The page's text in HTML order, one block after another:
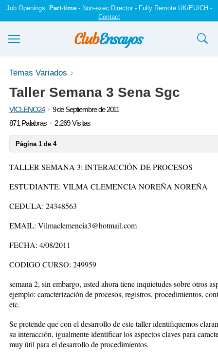
Job Openings: Part-time- Non-exec Director- Fully Remote UK/EU/CH -
Contact
Ensayos y trabajos
Registrarse
Iniciar sesión
Temas Variados
Taller Semana 3 Sena Sgc
VICLENO24
9 de Septiembre de 2011
871 Palabras
2.269 Visitas
Página 1 de 4
TALLER SEMANA 3: INTERACCIÓN DE PROCESOS
ESTUDIANTE: VILMA CLEMENCIA NOREÑA NOREÑA
CEDULA: 24348563
EMAIL: Vilmaclemencia3@hotmail.com
FECHA: 4/08/2011
CODIGO CURSO: 249959
semana 2, sin embargo, usted ahora tiene inquietudes sobre otros
ejemplo: caracterización de procesos, registros, procedimientos,
etc.
Se pretende que con el desarrollo de este taller identifiquemos
su interacción, igualmente identificar los aspectos claves para
muy útil para el desarrollo de procedimientos.